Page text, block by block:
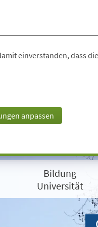
einverstanden, dass
anpassen
Bildung
Universität